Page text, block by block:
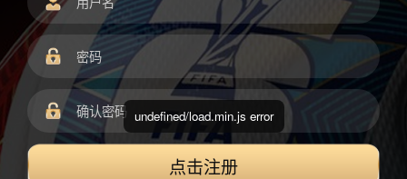
点击注册
undefined/load.min.js error